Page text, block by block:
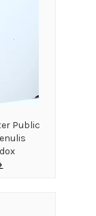
Public